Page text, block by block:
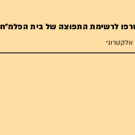
לרשימת התפוצה של בית הפלמ"ח